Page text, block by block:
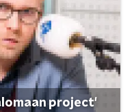
project'